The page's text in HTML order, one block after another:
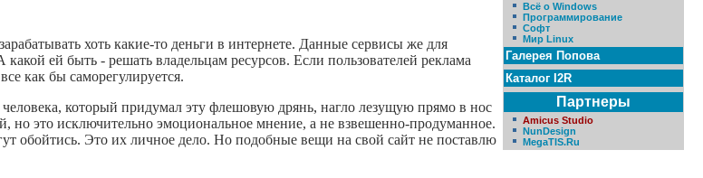
хоть какие-то деньги в интернете. Данные сервисы же для
ей быть - решать владельцам ресурсов. Если пользователей реклама
как бы саморегулируется.
который придумал эту флешовую дрянь, нагло лезущую прямо в нос
это исключительно эмоциональное мнение, а не взвешенно-продуманное.
обойтись. Это их личное дело. Но подобные вещи на свой сайт не поставлю
Всё о Windows
Программирование
Софт
Мир Linux
Галерея Попова
Каталог I2R
Партнеры
Amicus Studio
NunDesign
MegaTIS.Ru